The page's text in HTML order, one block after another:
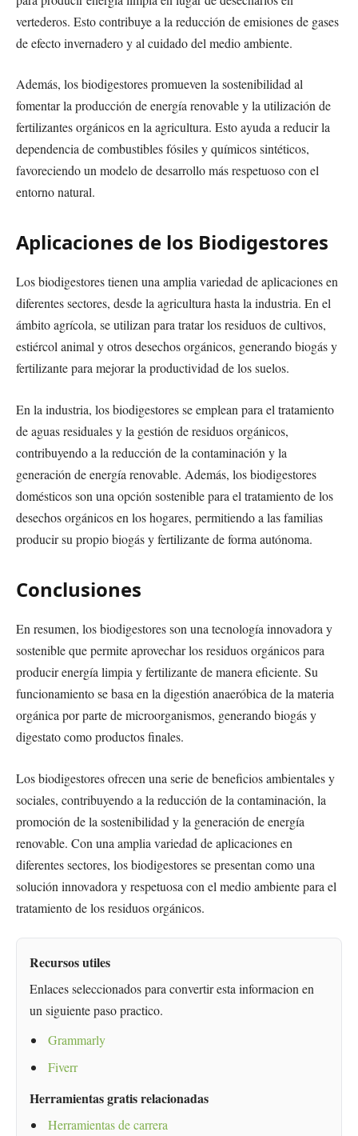
vertederos. Esto contribuye a la reducción de emisiones de gases
de efecto invernadero y al cuidado del medio ambiente.
Además, los biodigestores promueven la sostenibilidad al
fomentar la producción de energía renovable y la utilización de
fertilizantes orgánicos en la agricultura. Esto ayuda a reducir la
dependencia de combustibles fósiles y químicos sintéticos,
favoreciendo un modelo de desarrollo más respetuoso con el
entorno natural.
Aplicaciones de los Biodigestores
Los biodigestores tienen una amplia variedad de aplicaciones en
diferentes sectores, desde la agricultura hasta la industria. En el
ámbito agrícola, se utilizan para tratar los residuos de cultivos,
estiércol animal y otros desechos orgánicos, generando biogás y
fertilizante para mejorar la productividad de los suelos.
En la industria, los biodigestores se emplean para el tratamiento
de aguas residuales y la gestión de residuos orgánicos,
contribuyendo a la reducción de la contaminación y la
generación de energía renovable. Además, los biodigestores
domésticos son una opción sostenible para el tratamiento de los
desechos orgánicos en los hogares, permitiendo a las familias
producir su propio biogás y fertilizante de forma autónoma.
Conclusiones
En resumen, los biodigestores son una tecnología innovadora y
sostenible que permite aprovechar los residuos orgánicos para
producir energía limpia y fertilizante de manera eficiente. Su
funcionamiento se basa en la digestión anaeróbica de la materia
orgánica por parte de microorganismos, generando biogás y
digestato como productos finales.
Los biodigestores ofrecen una serie de beneficios ambientales y
sociales, contribuyendo a la reducción de la contaminación, la
promoción de la sostenibilidad y la generación de energía
renovable. Con una amplia variedad de aplicaciones en
diferentes sectores, los biodigestores se presentan como una
solución innovadora y respetuosa con el medio ambiente para el
tratamiento de los residuos orgánicos.
Recursos utiles
Enlaces seleccionados para convertir esta informacion en
un siguiente paso practico.
Grammarly
Fiverr
Herramientas gratis relacionadas
Herramientas de carrera